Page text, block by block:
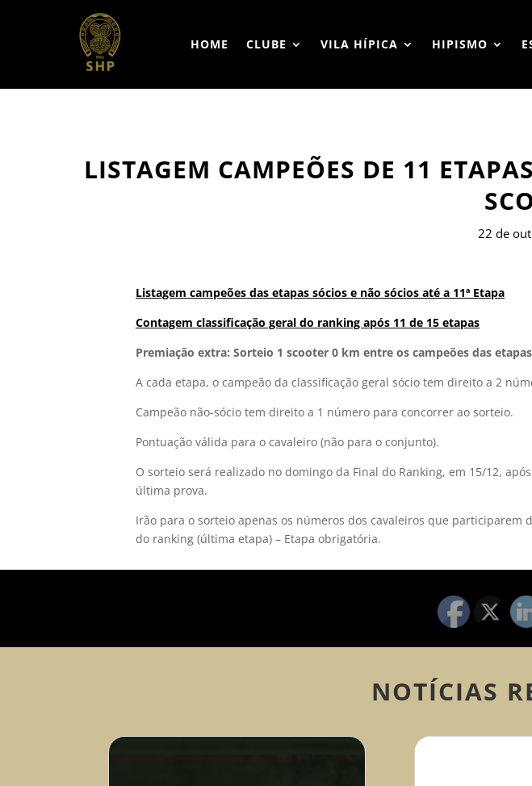
HOME CLUBE VILA HÍPICA HIPISMO
LISTAGEM CAMPEÕES DE 11
22 de
Listagem campeões das etapas sócios e não sócios até a 11ª Etapa
Contagem classificação geral do ranking após 11 de 15 etapas
Premiação extra: Sorteio 1 scooter 0 km entre os campeões das etapas
A cada etapa, o campeão da classificação geral sócio tem direito a 2
Campeão não-sócio tem direito a 1 número para concorrer ao sorteio.
Pontuação válida para o cavaleiro (não para o conjunto).
O sorteio será realizado no domingo da Final do Ranking, em 15/12,
última prova.
Irão para o sorteio apenas os números dos cavaleiros que participarem
do ranking (última etapa) – Etapa obrigatória.
NOTÍCIAS